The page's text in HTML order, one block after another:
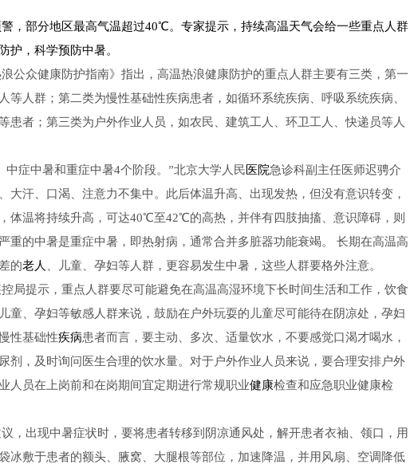
，部分地区最高气温超过40℃。专家提示，持续高温天气会给一些重点人群
护，科学预防中暑。
公众健康防护指南》指出，高温热浪健康防护的重点人群主要有三类，第一
等人群；第二类为慢性基础性疾病患者，如循环系统疾病、呼吸系统疾病、
患者；第三类为户外作业人员，如农民、建筑工人、环卫工人、快递员等人
症中暑和重症中暑4个阶段。”北京大学人民 医院急诊科副主任医师迟骋介
大汗、口渴、注意力不集中。此后体温升高、出现发热，但没有意识转变，
体温将持续升高，可达40℃至42℃的高热，并伴有四肢抽搐、意识障碍，则
重的中暑是重症中暑，即热射病，通常合并多脏器功能衰竭。 长期在高温高
的老人
、儿童、孕妇等人群，更容易发生中暑，这些人群要格外注意。
局提示，重点人群要尽可能避免在高温高湿环境下长时间生活和工作，饮食
童、孕妇等敏感人群来说，鼓励在户外玩耍的儿童尽可能待在阴凉处，孕妇
性基础性疾病患者而言，要主动、多次、适量饮水，不要感觉口渴才喝水，
剂，及时询问医生合理的饮水量。对于户外作业人员来说，要合理安排户外
人员在上岗前和在岗期间宜定期进行常规职业健康检查和应急职业健康检
，出现中暑症状时，要将患者转移到阴凉通风处，解开患者衣袖、领口，用
冰敷于患者的额头、腋窝、大腿根等部位，加速降温，并用风扇、空调降低